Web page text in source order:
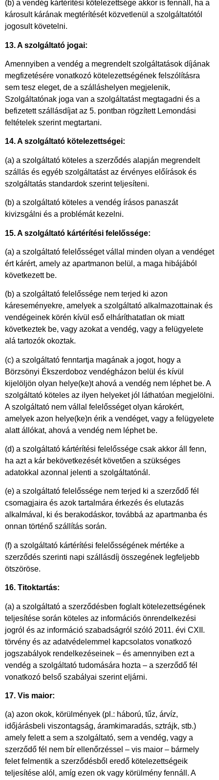
(b) a vendég kártérítési kötelezettsége akkor is fennáll, ha a
károsult kárának megtérítését közvetlenül a szolgáltatótól
jogosult követelni.
13. A szolgáltató jogai:
Amennyiben a vendég a megrendelt szolgáltatások díjának
megfizetésére vonatkozó kötelezettségének felszólításra
sem tesz eleget, de a szálláshelyen megjelenik,
Szolgáltatónak joga van a szolgáltatást megtagadni és a
befizetett szállásdíjat az 5. pontban rögzített Lemondási
feltételek szerint megtartani.
14. A szolgáltató kötelezettségei:
(a) a szolgáltató köteles a szerződés alapján megrendelt
szállás és egyéb szolgáltatást az érvényes előírások és
szolgáltatás standardok szerint teljesíteni.
(b) a szolgáltató köteles a vendég írásos panaszát
kivizsgálni és a problémát kezelni.
15. A szolgáltató kártérítési felelőssége:
(a) a szolgáltató felelősséget vállal minden olyan a vendéget
ért kárért, amely az apartmanon belül, a maga hibájából
következett be.
(b) a szolgáltató felelőssége nem terjed ki azon
káreseményekre, amelyek a szolgáltató alkalmazottainak és
vendégeinek körén kívül eső elháríthatatlan ok miatt
következtek be, vagy azokat a vendég, vagy a felügyelete
alá tartozók okoztak.
(c) a szolgáltató fenntartja magának a jogot, hogy a
Börzsönyi Ékszerdoboz vendégházon belül és kívül
kijelöljön olyan helye(ke)t ahová a vendég nem léphet be. A
szolgáltató köteles az ilyen helyeket jól láthatóan megjelölni.
A szolgáltató nem vállal felelősséget olyan károkért,
amelyek azon helye(ke)n érik a vendéget, vagy a felügyelete
alatt állókat, ahová a vendég nem léphet be.
(d) a szolgáltató kártérítési felelőssége csak akkor áll fenn,
ha azt a kár bekövetkezését követően a szükséges
adatokkal azonnal jelenti a szolgáltatónál.
(e) a szolgáltató felelőssége nem terjed ki a szerződő fél
csomagjaira és azok tartalmára érkezés és elutazás
alkalmával, ki és berakodáskor, továbbá az apartmanba és
onnan történő szállítás során.
(f) a szolgáltató kártérítési felelősségének mértéke a
szerződés szerinti napi szállásdíj összegének legfeljebb
ötszöröse.
16. Titoktartás:
(a) a szolgáltató a szerződésben foglalt kötelezettségének
teljesítése során köteles az információs önrendelkezési
jogról és az információ szabadságról szóló 2011. évi CXII.
törvény és az adatvédelemmel kapcsolatos vonatkozó
jogszabályok rendelkezéseinek – és amennyiben ezt a
vendég a szolgáltató tudomására hozta – a szerződő fél
vonatkozó belső szabályai szerint eljárni.
17. Vis maior:
(a) azon okok, körülmények (pl.: háború, tűz, árvíz,
időjárásbeli viszontagság, áramkimaradás, sztrájk, stb.)
amely felett a sem a szolgáltató, sem a vendég, vagy a
szerződő fél nem bír ellenőrzéssel – vis maior – bármely
felet felmentik a szerződésből eredő kötelezettségeik
teljesítése alól, amíg ezen ok vagy körülmény fennáll. A